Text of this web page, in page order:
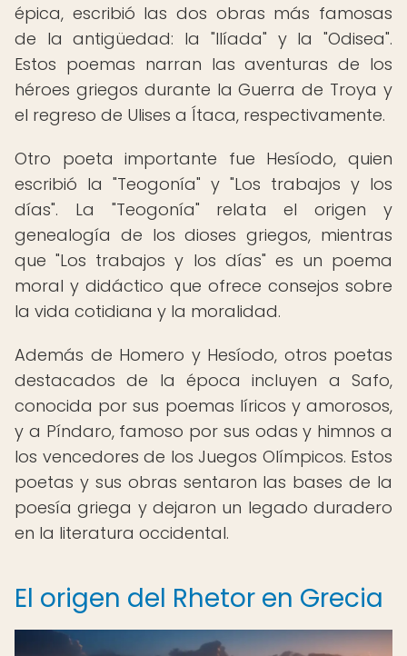
épica, escribió las dos obras más famosas
de la antigüedad: la "Ilíada" y la "Odisea".
Estos poemas narran las aventuras de los
héroes griegos durante la Guerra de Troya y
el regreso de Ulises a Ítaca, respectivamente.
Otro poeta importante fue Hesíodo, quien
escribió la "Teogonía" y "Los trabajos y los
días". La "Teogonía" relata el origen y
genealogía de los dioses griegos, mientras
que "Los trabajos y los días" es un poema
moral y didáctico que ofrece consejos sobre
la vida cotidiana y la moralidad.
Además de Homero y Hesíodo, otros poetas
destacados de la época incluyen a Safo,
conocida por sus poemas líricos y amorosos,
y a Píndaro, famoso por sus odas y himnos a
los vencedores de los Juegos Olímpicos. Estos
poetas y sus obras sentaron las bases de la
poesía griega y dejaron un legado duradero
en la literatura occidental.
El origen del Rhetor en Grecia